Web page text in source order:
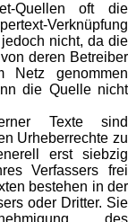
Quellen oft die
Verknüpfung
nicht, da die
deren Betreiber
Netz genommen
die Quelle nicht
Texte sind
Urheberrechte zu
erst siebzig
Verfassers frei
bestehen in der
oder Dritter. Sie